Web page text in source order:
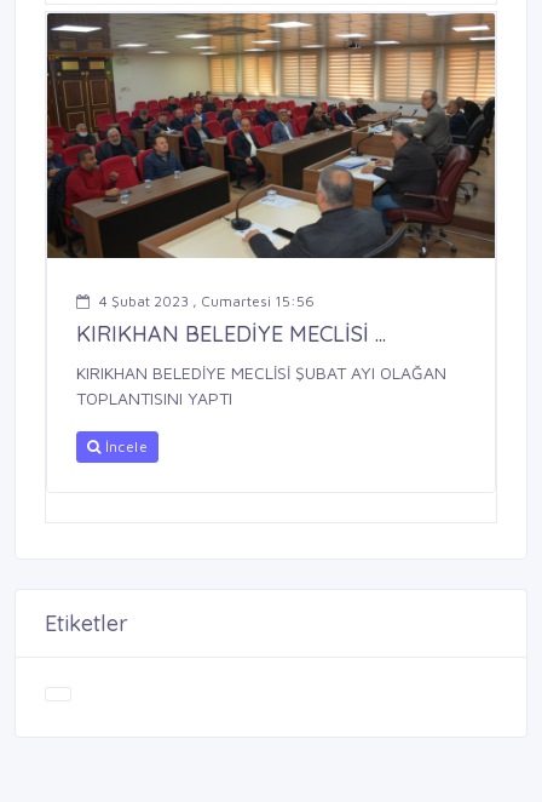
4 Şubat 2023 , Cumartesi 15:56
KIRIKHAN BELEDİYE MECLİSİ ...
KIRIKHAN BELEDİYE MECLİSİ ŞUBAT AYI OLAĞAN
TOPLANTISINI YAPTI
İncele
Etiketler